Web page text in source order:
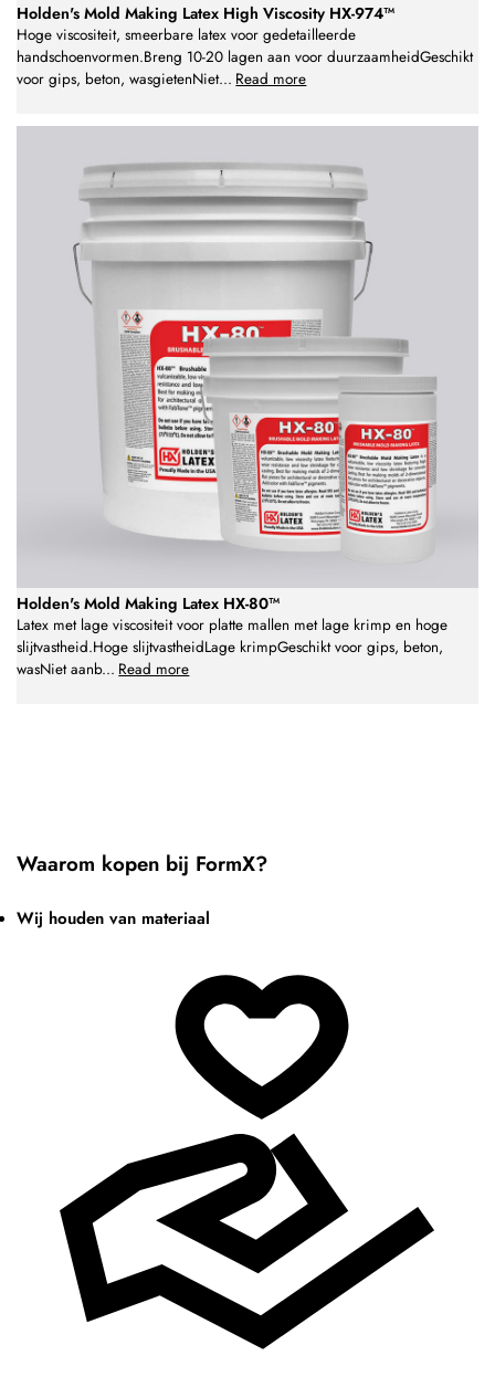
Holden's Mold Making Latex High Viscosity HX-974™
Hoge viscositeit, smeerbare latex voor gedetailleerde
handschoenvormen.Breng 10-20 lagen aan voor duurzaamheidGeschikt
voor gips, beton, wasgietenNiet... Read more
Holden's Mold Making Latex HX-80™
Latex met lage viscositeit voor platte mallen met lage krimp en hoge
slijtvastheid.Hoge slijtvastheidLage krimpGeschikt voor gips, beton,
wasNiet aanb... Read more
Waarom kopen bij FormX?
Wij houden van materiaal